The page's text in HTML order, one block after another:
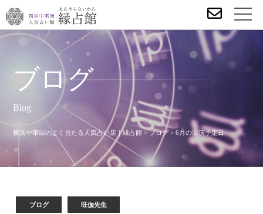
ブログ
Blog
横浜中華街のよく当たる人気占い店｜縁占館 >ブログ>6月の出演予定日
ブログ 旺伽先生